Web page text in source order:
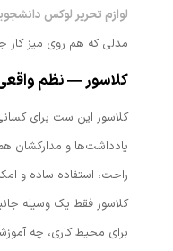
لوازم تحریر لوکس
مدلی که هم روی میز کار
کلاسور — نظم
کلاسور این ست برای
یادداشت‌ها و مدارکشان
راحت، استفاده ساده و
کلاسور فقط یک وسیله
برای محیط کاری، چه